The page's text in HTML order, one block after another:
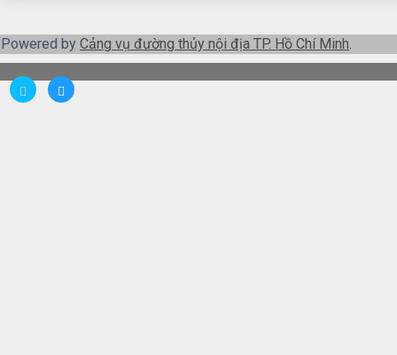
Powered by Cảng vụ đường thủy nội địa TP. Hồ Chí Minh.